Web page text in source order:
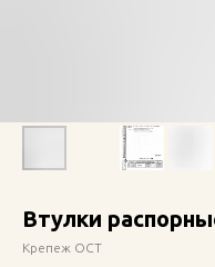
Втулки
Крепеж ОСТ